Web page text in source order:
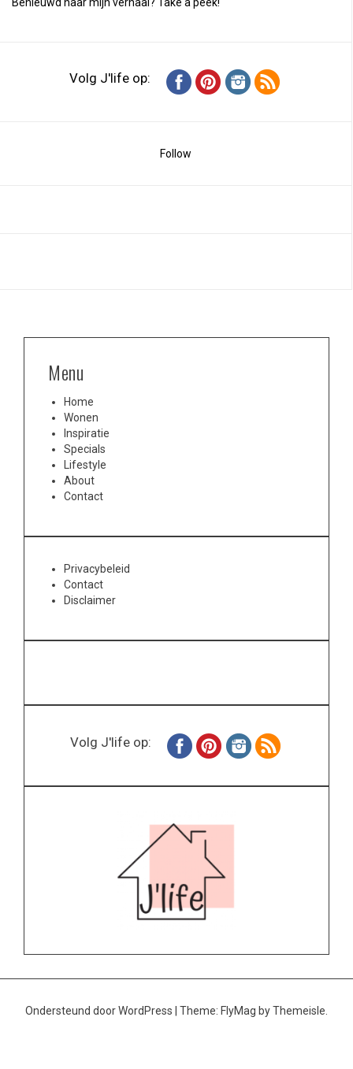
Volg J'life op:
Follow
Menu
Home
Wonen
Inspiratie
Specials
Lifestyle
About
Contact
Privacybeleid
Contact
Disclaimer
Volg J'life op:
Ondersteund door WordPress Theme: FlyMag by Themeisle.